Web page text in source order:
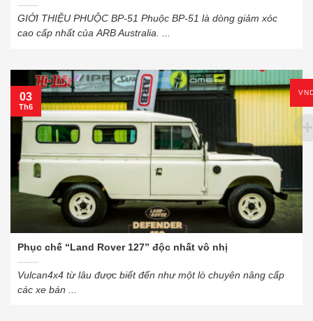
GIỚI THIỆU PHUỘC BP-51 Phuộc BP-51 là dòng giảm xóc
cao cấp nhất của ARB Australia. ...
Phục chế “Land Rover 127” độc nhất vô nhị
Vulcan4x4 từ lâu được biết đến như một lò chuyên nâng cấp
các xe bán ...
03
Th6